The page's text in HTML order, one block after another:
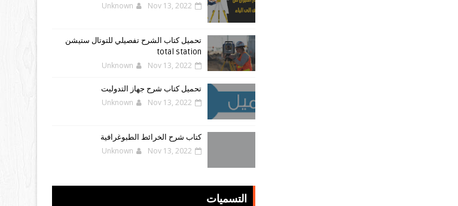
Unknown Nov 13, 2022
تحميل كتاب الشرح تفصيلي للتوتال ستيشن
total station
Unknown Nov 13, 2022
تحميل كتاب شرح جهاز التدوليت
Unknown Nov 13, 2022
كتاب شرح الخرائط الطبوغرافية
Unknown Nov 13, 2022
التسميات